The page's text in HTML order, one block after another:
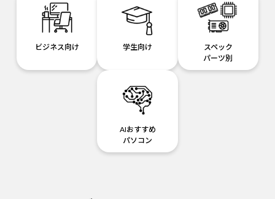
ビジネス向け 学生向け
スペック
パーツ別
AIおすすめ
パソコン